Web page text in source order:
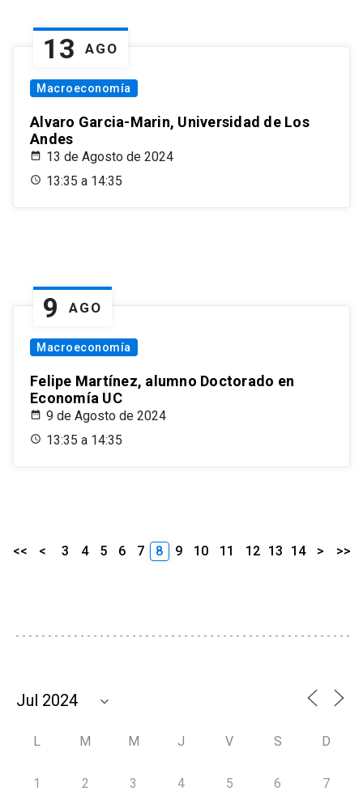
13 AGO
Macroeconomía
Alvaro Garcia-Marin, Universidad de Los
Andes
13 de Agosto de 2024
13:35 a 14:35
9 AGO
Macroeconomía
Felipe Martínez, alumno Doctorado en
Economía UC
9 de Agosto de 2024
13:35 a 14:35
<< < 3 4 5 6 7 8 9 10 11 12 13 14 > >>
L M M J V S D
1 2 3 4 5 6 7